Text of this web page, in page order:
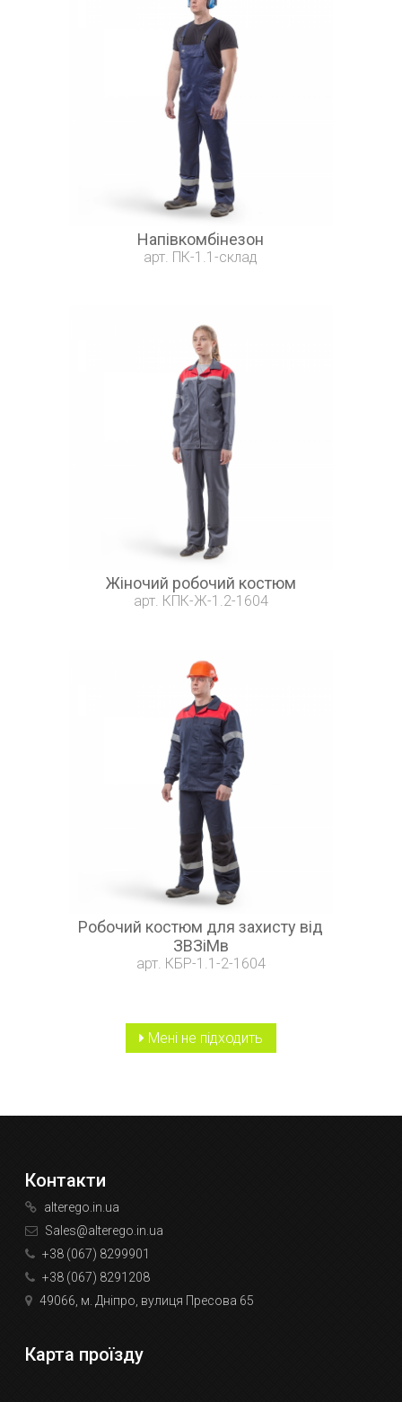
Напівкомбінезон
арт. ПК-1.1-склад
Жіночий робочий костюм
арт. КПК-Ж-1.2-1604
Робочий костюм для захисту від
ЗВЗіМв
арт. КБР-1.1-2-1604
Мені не підходить
Контакти
alterego.in.ua
Sales@alterego.in.ua
+38 (067) 8299901
+38 (067) 8291208
49066, м. Дніпро, вулиця Пресова 65
Карта проїзду